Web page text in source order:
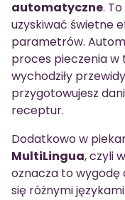
automatyczne.
uzyskiwać świetne
parametrów.
proces pieczenia
wychodziły
przygotowujesz
receptur.
Dodatkowo w
MultiLingua, czyli
oznacza to wygodę
się różnymi językami.